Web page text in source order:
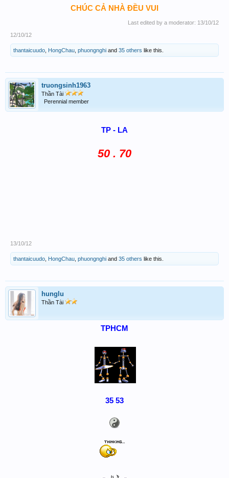
CHÚC CẢ NHÀ ĐỀU VUI
Last edited by a moderator: 13/10/12
12/10/12
thantaicuudo HongChau phuongnghi and 35 others like this.
truongsinh1963
Thần Tài
Perennial member
TP - LA
50 . 70
13/10/12
thantaicuudo HongChau phuongnghi and 35 others like this.
hunglu
Thần Tài
TPHCM
35 53